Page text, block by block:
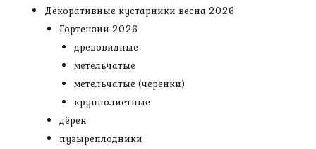
Декоративные кустарники весна 2026
Гортензии 2026
древовидные
метельчатые
метельчатые (черенки)
крупнолистные
дёрен
пузыреплодники